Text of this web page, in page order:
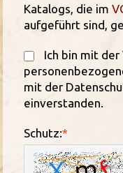
Katalogs, die im
aufgeführt sind,
Ich bin mit
mit der
einverstanden.
Schutz:*